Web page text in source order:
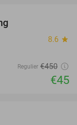
8.6 star
Regulier €450
€45